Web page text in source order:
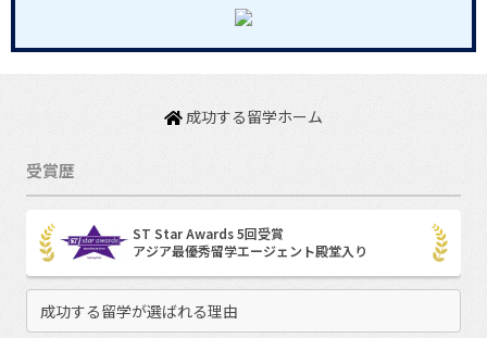
成功する留学ホーム
受賞歴
ST Star Awards 5回受賞
アジア最優秀留学エージェント殿堂入り
成功する留学が選ばれる理由